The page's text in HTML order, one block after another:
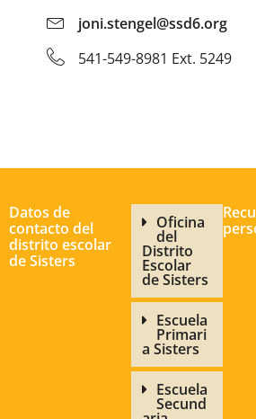
joni.stengel@ssd6.org
541-549-8981 Ext. 5249
Datos de
contacto del
distrito escolar
de Sisters
Oficina
del
Distrito
Escolar
de Sisters
Escuela
Primari
a Sisters
Escuela
Secund